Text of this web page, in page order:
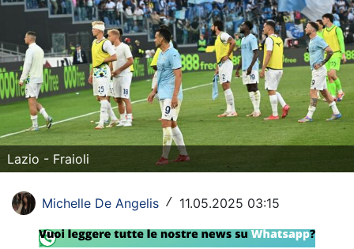
Serie A
Champions League
Europa League
Altri Sport
Formula 1
Tennis
Vela
Lazio - Fraioli
Michelle De Angelis / 11.05.2025 03:15